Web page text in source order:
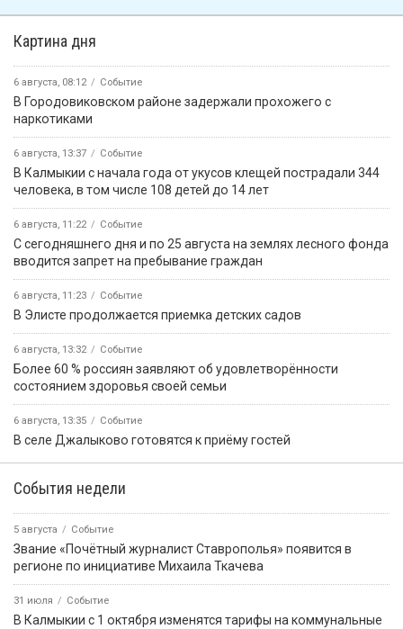
Картина дня
6 августа, 08:12 Событие
В Городовиковском районе задержали прохожего с
наркотиками
6 августа, 13:37 Событие
В Калмыкии с начала года от укусов клещей пострадали 344
человека, в том числе 108 детей до 14 лет
6 августа, 11:22 Событие
С сегодняшнего дня и по 25 августа на землях лесного фонда
вводится запрет на пребывание граждан
6 августа, 11:23 Событие
В Элисте продолжается приемка детских садов
6 августа, 13:32 Событие
Более 60 % россиян заявляют об удовлетворённости
состоянием здоровья своей семьи
6 августа, 13:35 Событие
В селе Джалыково готовятся к приёму гостей
События недели
5 августа Событие
Звание «Почётный журналист Ставрополья» появится в
регионе по инициативе Михаила Ткачева
31 июля Событие
В Калмыкии с 1 октября изменятся тарифы на коммунальные